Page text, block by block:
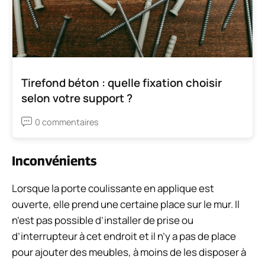
Tirefond béton : quelle fixation choisir
selon votre support ?
0 commentaires
Inconvénients
Lorsque la porte coulissante en applique est
ouverte, elle prend une certaine place sur le mur. Il
n’est pas possible d’installer de prise ou
d’interrupteur à cet endroit et il n’y a pas de place
pour ajouter des meubles, à moins de les disposer à